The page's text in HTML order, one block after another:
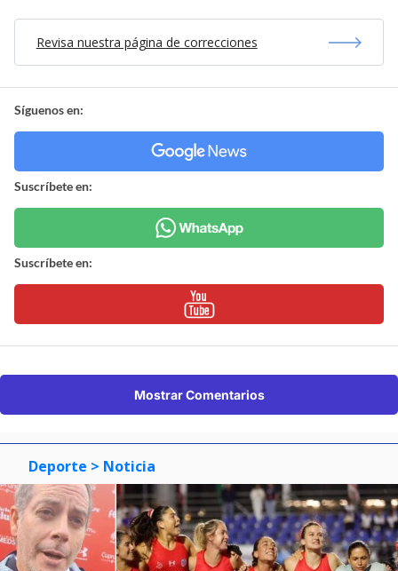
Revisa nuestra página de correcciones
Síguenos en:
Suscríbete en:
Suscríbete en:
Mostrar Comentarios
Deporte > Noticia